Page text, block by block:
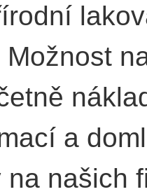
Možnost
a
našich